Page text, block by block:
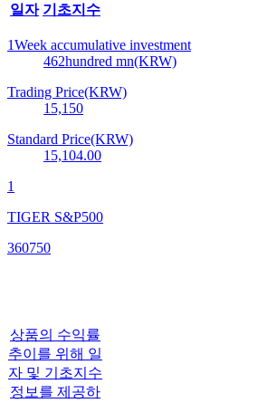
일자 기초지수
1Week accumulative investment
462hundred mn(KRW)
Trading Price(KRW)
15,150
Standard Price(KRW)
15,104.00
1
TIGER S&P500
360750
상품의 수익률
추이를 위해 일
자 및 기초지수
정보를 제공하